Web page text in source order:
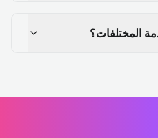
المختلفات؟